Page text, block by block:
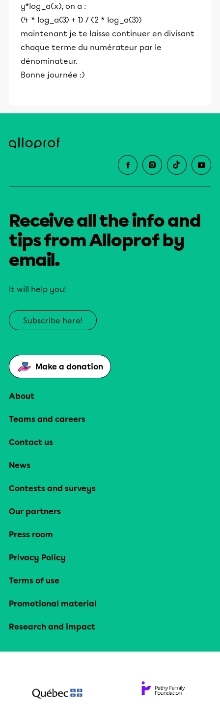
y*log_a(x), on a :
(4 * log_a(3) + 1) / (2 * log_a(3))
maintenant je te laisse continuer en divisant
chaque terme du numérateur par le
dénominateur.
Bonne journée :)
Receive all the info and
tips from Alloprof by
email.
It will help you!
Subscribe here!
Make a donation
About
Teams and careers
Contact us
News
Contests and surveys
Our partners
Press room
Privacy Policy
Terms of use
Promotional material
Research and impact